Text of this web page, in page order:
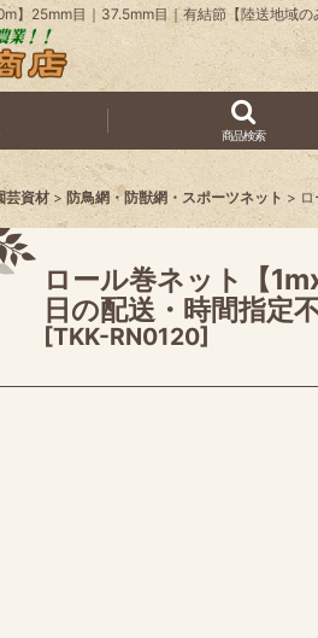
】25mm目｜37.5mm目｜有結節【陸送地域
商品検索
芸資材 > 防鳥網・防獣網・スポーツネット >
ロール巻ネット【
日の配送・時間指定不
[TKK-RN0120]